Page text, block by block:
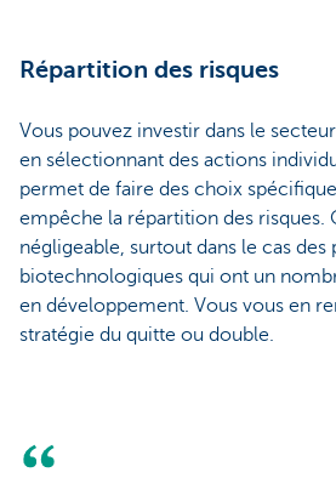
Répartition des risques
Vous pouvez investir dans le
en sélectionnant des actions
permet de faire des choix
empêche la répartition des risques.
négligeable, surtout dans le cas des
biotechnologiques qui ont un
en développement. Vous vous en
stratégie du quitte ou double.